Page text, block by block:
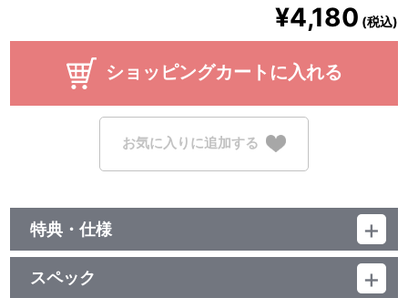
¥4,180 (税込)
ショッピングカートに入れる
お気に入りに追加する
特典・仕様
映像特典
特報×3種、予告×3種、WEB用特別映像①～⑤
スペック